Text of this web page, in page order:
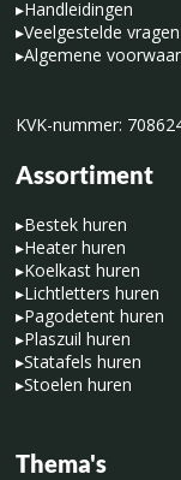
▸Handleidingen
▸Veelgestelde vragen
▸Algemene
KVK-nummer:
Assortiment
▸Bestek huren
▸Heater huren
▸Koelkast huren
▸Lichtletters huren
▸Pagodetent huren
▸Plaszuil huren
▸Statafels huren
▸Stoelen huren
Thema's